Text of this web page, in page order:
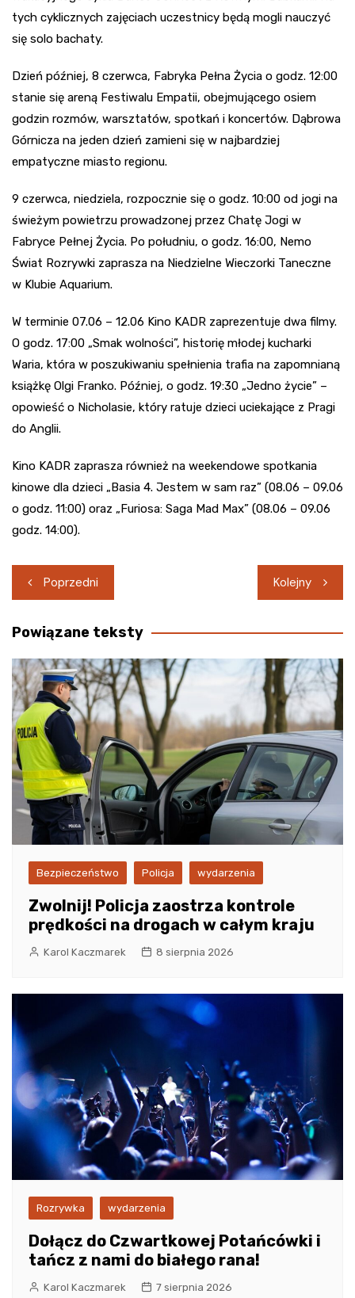
tych cyklicznych zajęciach uczestnicy będą mogli nauczyć
się solo bachaty.
Dzień później, 8 czerwca, Fabryka Pełna Życia o godz. 12:00
stanie się areną Festiwalu Empatii, obejmującego osiem
godzin rozmów, warsztatów, spotkań i koncertów. Dąbrowa
Górnicza na jeden dzień zamieni się w najbardziej
empatyczne miasto regionu.
9 czerwca, niedziela, rozpocznie się o godz. 10:00 od jogi na
świeżym powietrzu prowadzonej przez Chatę Jogi w
Fabryce Pełnej Życia. Po południu, o godz. 16:00, Nemo
Świat Rozrywki zaprasza na Niedzielne Wieczorki Taneczne
w Klubie Aquarium.
W terminie 07.06 – 12.06 Kino KADR zaprezentuje dwa filmy.
O godz. 17:00 „Smak wolności”, historię młodej kucharki
Waria, która w poszukiwaniu spełnienia trafia na zapomnianą
książkę Olgi Franko. Później, o godz. 19:30 „Jedno życie” –
opowieść o Nicholasie, który ratuje dzieci uciekające z Pragi
do Anglii.
Kino KADR zaprasza również na weekendowe spotkania
kinowe dla dzieci „Basia 4. Jestem w sam raz” (08.06 – 09.06
o godz. 11:00) oraz „Furiosa: Saga Mad Max” (08.06 – 09.06
godz. 14:00).
Nawigacja
wpisu
Poprzedni Kolejny
Powiązane teksty
Bezpieczeństwo Policja wydarzenia
Zwolnij! Policja zaostrza kontrole
prędkości na drogach w całym kraju
Karol Kaczmarek 8 sierpnia 2026
Rozrywka wydarzenia
Dołącz do Czwartkowej Potańcówki i
tańcz z nami do białego rana!
Karol Kaczmarek 7 sierpnia 2026